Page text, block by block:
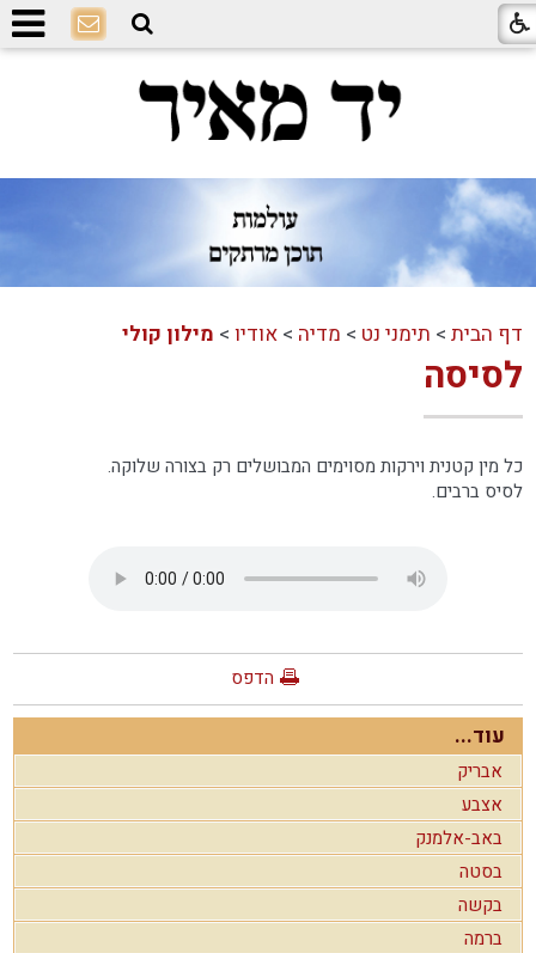
דף הבית > תימני נט > מדיה >אודיו > מילון קולי
לסיסה
כל מין קטנית וירקות מסוימים המבושלים רק בצורה שלוקה.
לסיס ברבים.
הדפס
עוד...
אבריק
אצבע
באב-אלמנק
בסטה
בקשה
ברמה